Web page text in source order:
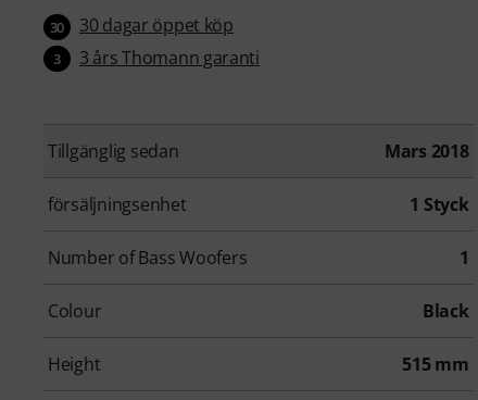
30 30 dagar öppet köp
3 3 års Thomann garanti
Tillgänglig sedan Mars 2018
försäljningsenhet 1 Styck
Number of Bass Woofers 1
Colour Black
Height 515 mm